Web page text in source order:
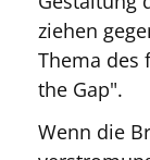
ziehen
Thema des
the Gap".
Wenn die